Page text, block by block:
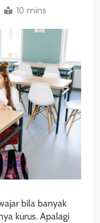
10 mins
bila banyak
kurus. Apalagi